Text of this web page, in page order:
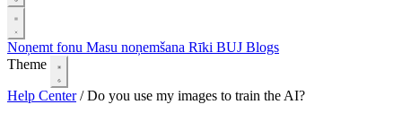
Noņemt fonu Masu noņemšana Rīki BUJ Blogs
Theme
Help Center / Do you use my images to train the AI?